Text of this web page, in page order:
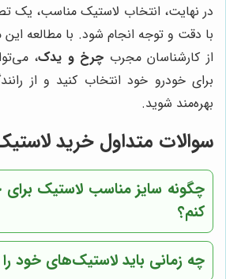
در نهایت، انتخاب لاستیک مناسب، یک
با دقت و توجه انجام شود. با مطالعه این
از کارشناسان مجرب چرخ و یدک،
برای خودرو خود انتخاب کنید و از
بهره‌مند شوید.
سوالات متداول خرید
چگونه سایز مناسب لاستیک برای
کنم؟
چه زمانی باید لاستیک‌های خود